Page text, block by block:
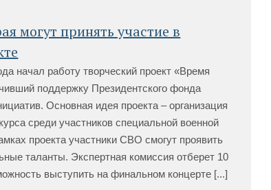
могут принять участие в
начал работу творческий проект «Время
поддержку Президентского фонда
Основная идея проекта – организация
среди участников специальной военной
проекта участники СВО смогут проявить
таланты. Экспертная комиссия отберет 10
выступить на финальном концерте [...]